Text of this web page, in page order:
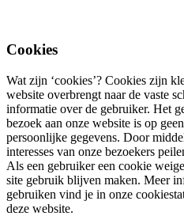
Cookies
Wat zijn ‘cookies’? Cookies zijn
website overbrengt naar de vaste
informatie over de gebruiker. Het
bezoek aan onze website is op
persoonlijke gegevens. Door
interesses van onze bezoekers
Als een gebruiker een cookie
site gebruik blijven maken. Meer
gebruiken vind je in onze
deze website.